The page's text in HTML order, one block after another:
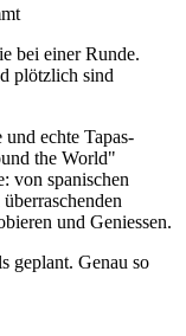
bei einer Runde.
plötzlich sind
echte Tapas-
the World"
von spanischen
und Geniessen.
geplant. Genau so